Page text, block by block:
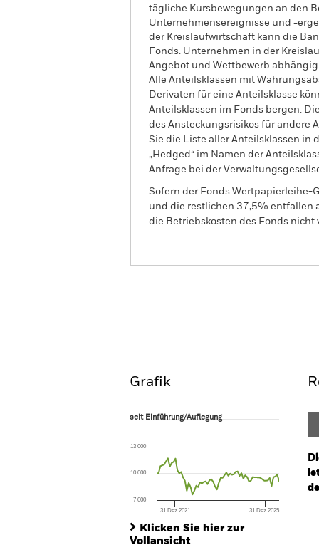
tägliche Kursbewegungen an den
Unternehmensereignisse und -
der Kreislaufwirtschaft kann die
Fonds. Unternehmen in der
Angebot und Wettbewerb
Alle Anteilsklassen mit
Derivaten für eine Anteilsklasse
Anteilsklassen im Fonds bergen.
des Ansteckungsrisikos für andere
Sie die Liste aller Anteilsklassen in
„Hedged“ im Namen der
Anfrage bei der
Sofern der Fonds Wertpapierleihe-
und die restlichen 37,5% entfallen
die Betriebskosten des Fonds
Grafik
seit Einführung/Auflegung
The chart has 1 X axis displaying Time.
The chart has 1 Y axis displaying values.
seit Einführung/Auflegung
31.Dez.2021 31.Dez.2025
7 000
10 000
13 000
Klicken Sie hier zur
Vollansicht